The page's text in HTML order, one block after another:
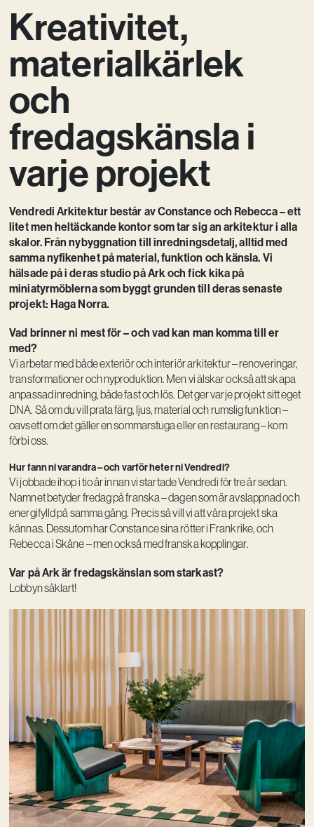
Kreativ utveckling
Vision
Kontakt
Kreativitet,
materialkärlek
och
fredagskänsla i
varje projekt
Vendredi Arkitektur består av Constance och Rebecca – ett
litet men heltäckande kontor som tar sig an arkitektur i alla
skalor. Från nybyggnation till inredningsdetalj, alltid med
samma nyfikenhet på material, funktion och känsla. Vi
hälsade på i deras studio på Ark och fick kika på
miniatyrmöblerna som byggt grunden till deras senaste
projekt: Haga Norra.
Vad brinner ni mest för – och vad kan man komma till er
med?
Vi arbetar med både exteriör och interiör arkitektur – renoveringar,
transformationer och nyproduktion. Men vi älskar också att skapa
anpassad inredning, både fast och lös. Det ger varje projekt sitt eget
DNA. Så om du vill prata färg, ljus, material och rumslig funktion –
oavsett om det gäller en sommarstuga eller en restaurang – kom
förbi oss.
Hur fann ni varandra – och varför heter ni Vendredi?
Vi jobbade ihop i tio år innan vi startade Vendredi för tre år sedan.
Namnet betyder fredag på franska – dagen som är avslappnad och
energifylld på samma gång. Precis så vill vi att våra projekt ska
kännas. Dessutom har Constance sina rötter i Frankrike, och
Rebecca i Skåne – men också med franska kopplingar.
Var på Ark är fredagskänslan som starkast?
Lobbyn såklart!